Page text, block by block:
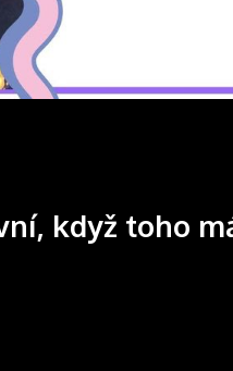
když toho